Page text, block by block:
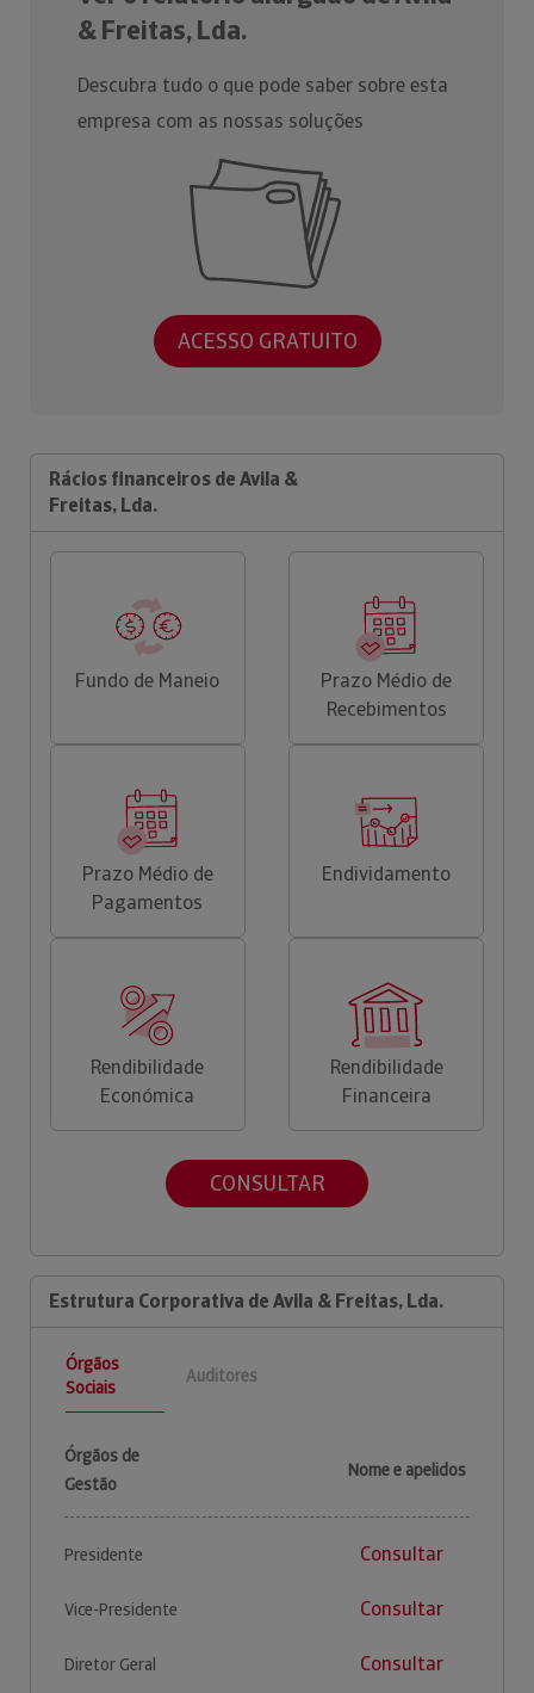
& Freitas, Lda.
Descubra tudo o que pode saber sobre esta
empresa com as nossas soluções
ACESSO GRATUITO
Rácios financeiros de Avila &
Freitas, Lda.
Fundo de Maneio
Prazo Médio de
Recebimentos
Prazo Médio de
Pagamentos
Endividamento
Rendibilidade
Económica
Rendibilidade
Financeira
CONSULTAR
Estrutura Corporativa de Avila & Freitas, Lda.
Órgãos
Sociais
Auditores
Órgãos de
Gestão
Nome e apelidos
Presidente Consultar
Vice-Presidente Consultar
Diretor Geral Consultar